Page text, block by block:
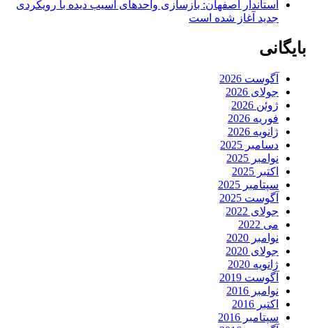
استاندار اصفهان: بازسازی واحدهای آسیب دیده با رویکردی
جدید آغاز شده است
بایگانی
آگوست 2026
جولای 2026
ژوئن 2026
فوریه 2026
ژانویه 2026
دسامبر 2025
نوامبر 2025
اکتبر 2025
سپتامبر 2025
آگوست 2025
جولای 2022
می 2022
نوامبر 2020
جولای 2020
ژانویه 2020
آگوست 2019
نوامبر 2016
اکتبر 2016
سپتامبر 2016